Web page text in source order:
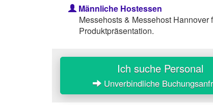
Männliche Hostessen
Messehosts & Messehost
Produktpräsentation.
Ich suche Personal
Unverbindliche